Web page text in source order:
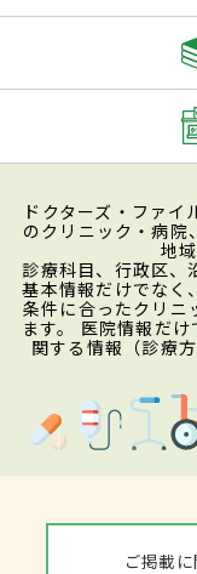
ドクターズ・ファ
のクリニック・病院
地
診療科目、行政区、
基本情報だけでなく
条件に合ったクリニ
ます。 医院情報だ
関する情報（診療
ご掲載